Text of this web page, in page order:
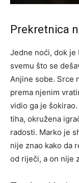
Prekretnica
Jedne noći, dok je
svemu što se
Anjine sobe. Srce
prema njenim
vidio ga je
tiha, okružena
radosti. Marko je
nije znao kako da
od riječi, a on nije